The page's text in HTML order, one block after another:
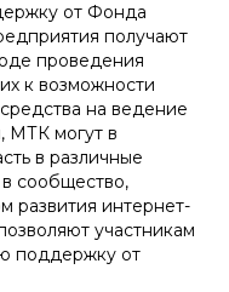
от Фонда
получают
проведения
к возможности
на ведение
МТК могут в
в различные
сообщество,
развития интернет-
участникам
поддержку от